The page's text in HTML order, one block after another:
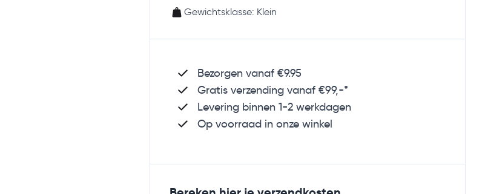
Gewichtsklasse: Klein
Bezorgen vanaf €9.95
Gratis verzending vanaf €99,-*
Levering binnen 1-2 werkdagen
Op voorraad in onze winkel